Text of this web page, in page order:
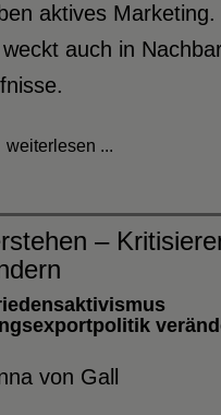
aktives Marketing.
auch in
weiterlesen ...
–
von Gall